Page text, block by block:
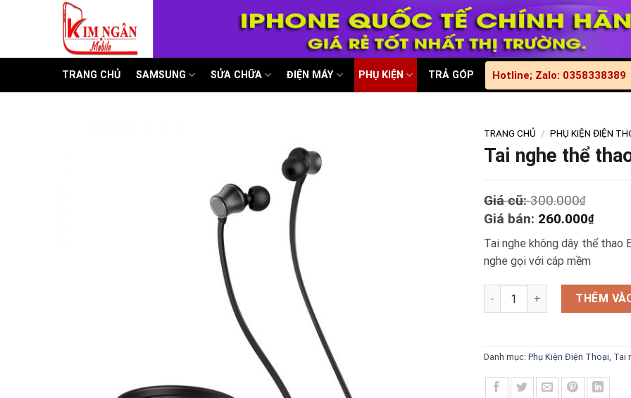
TRANG CHỦ SAMSUNG SỬA CHỮA ĐIỆN MÁY PHỤ KIỆN TRẢ GÓP Hotline; Zalo: 0358338389
TRANG CHỦ / PHỤ KIỆN ĐIỆN
Tai nghe thể
Giá cũ:300.000₫
price
was:
Giá bán: 260.000₫
price
Tai nghe không dây thể thao
nghe gọi với cáp mềm
Tai nghe thể thao Bluetooth
THÊM
Danh mục: Phụ Kiện Điện Thoại Tai